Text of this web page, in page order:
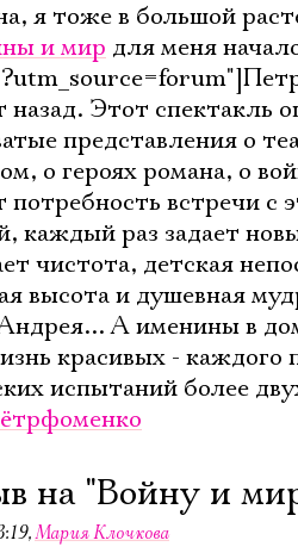
я тоже в большой
и мир для меня
назад. Этот спектакль
представления о
о героях романа, о
потребность встречи
каждый раз задает
чистота, детская
высота и душевная
А именины в
красивых - каждого
испытаний более
на "Войну и
,Мария Клочкова